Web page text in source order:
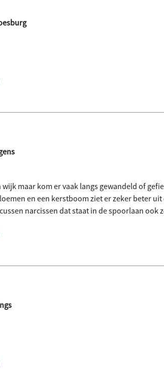
maar kom er vaak langs gewandeld of
en een kerstboom ziet er zeker beter uit
narcissen dat staat in de spoorlaan ook